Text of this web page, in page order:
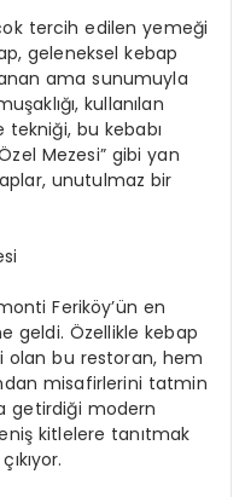
tercih edilen yemeği
geleneksel kebap
ama sunumuyla
kullanılan
bu kebabı
Mezesi” gibi yan
unutulmaz bir
Feriköy’ün en
geldi. Özellikle kebap
olan bu restoran, hem
misafirlerini tatmin
getirdiği modern
kitlelere tanıtmak